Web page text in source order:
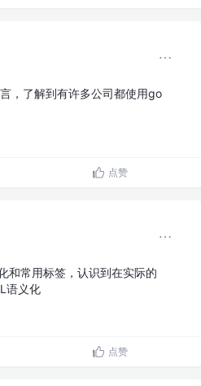
，了解到有许多公司都使用go
点赞
和常用标签，认识到在实际的
语义化
点赞